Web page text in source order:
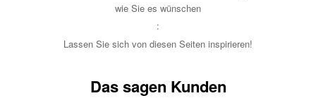
wie Sie es wünschen
:
Lassen Sie sich von diesen Seiten inspirieren!
Das sagen Kunden